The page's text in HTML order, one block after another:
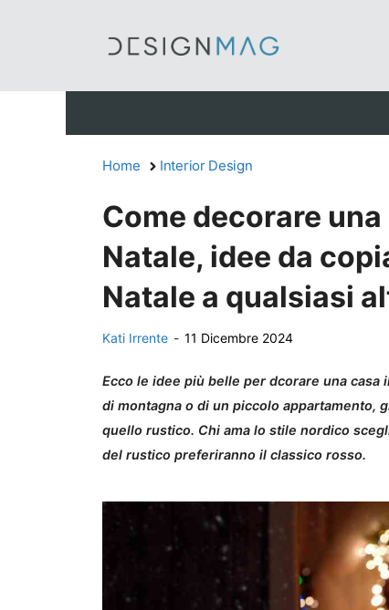
Home Interior Design
Come decorare
Natale, idee da
Natale a qualsiasi
Kati Irrente - 11 Dicembre 2024
Ecco le idee più belle per dcorare una casa
di montagna o di un piccolo appartamento,
quello rustico. Chi ama lo stile nordico
del rustico preferiranno il classico rosso.